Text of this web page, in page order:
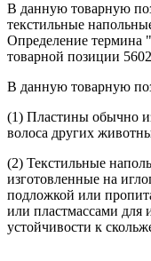
В данную товарную
текстильные
Определение термина
товарной позиции
В данную товарную
(1) Пластины обычно
волоса других
(2) Текстильные
изготовленные на
подложкой или
или пластмассами
устойчивости к